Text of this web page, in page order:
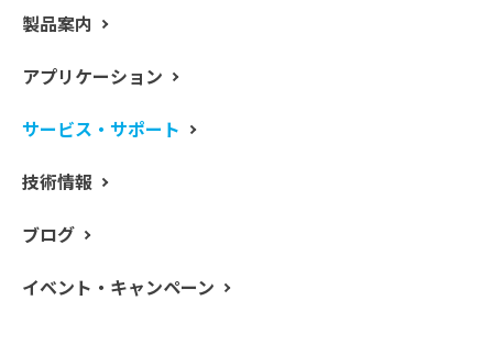
製品案内
アプリケーション
サービス・サポート
技術情報
ブログ
イベント・キャンペーン
再捕集機能（リコレクト機能）って？
てご紹介します。再捕集機能は、貴重なサンプルや再入
にのみ搭載している機能です。図1に通常モード(図1/左
再捕集モードでは、2 段階目のトラップ加熱でスプリ